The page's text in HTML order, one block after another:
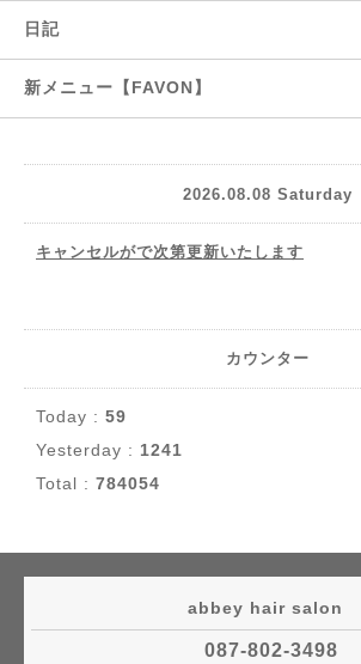
日記
新メニュー【FAVON】
2026.08.08 Saturday
キャンセルがで次第更新いたします
カウンター
Today : 59
Yesterday : 1241
Total : 784054
abbey hair salon
087-802-3498